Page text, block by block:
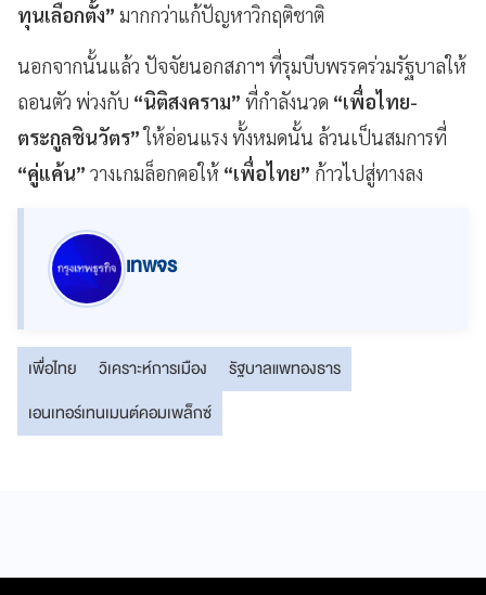
ทุนเลือกตั้ง” มากกว่าแก้ปัญหาวิกฤติชาติ
นอกจากนั้นแล้ว ปัจจัยนอกสภาฯ ที่รุมบีบพรรคร่วมรัฐบาลให้
ถอนตัว พ่วงกับ “นิติสงคราม” ที่กำลังนวด “เพื่อไทย-
ตระกูลชินวัตร”ให้อ่อนแรง ทั้งหมดนั้น ล้วนเป็นสมการที่
“คู่แค้น” วางเกมล็อกคอให้ “เพื่อไทย” ก้าวไปสู่ทางลง
เทพจร
เพื่อไทย วิเคราะห์การเมือง
รัฐบาลแพทองธาร
เอนเทอร์เทนเมนต์คอมเพล็กซ์